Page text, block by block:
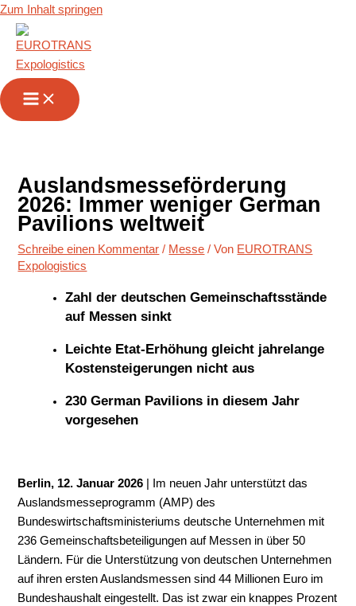
Zum Inhalt springen
Auslandsmesseförderung
2026: Immer weniger German
Pavilions weltweit
Schreibe einen Kommentar / Messe / Von EUROTRANS
Expologistics
Zahl der deutschen Gemeinschaftsstände
auf Messen sinkt
Leichte Etat-Erhöhung gleicht jahrelange
Kostensteigerungen nicht aus
230 German Pavilions in diesem Jahr
vorgesehen
Berlin, 12. Januar 2026
| Im neuen Jahr unterstützt das
Auslandsmesseprogramm (AMP) des
Bundeswirtschaftsministeriums deutsche Unternehmen mit
236 Gemeinschaftsbeteiligungen auf Messen in über 50
Ländern. Für die Unterstützung von deutschen Unternehmen
auf ihren ersten Auslandsmessen sind 44 Millionen Euro im
Bundeshaushalt eingestellt. Das ist zwar ein knappes Prozent